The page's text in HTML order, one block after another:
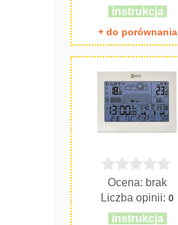
instrukcja
+ do porównania
Ocena: brak
Liczba opinii:0
instrukcja